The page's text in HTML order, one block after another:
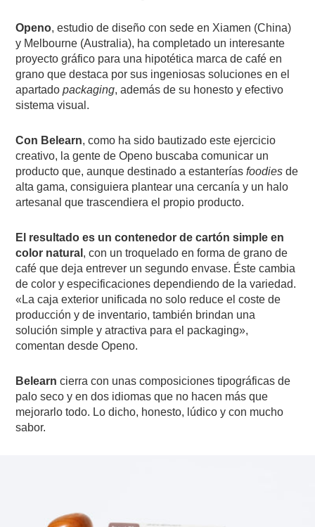
Openo, estudio de diseño con sede en Xiamen (China)
y Melbourne (Australia), ha completado un interesante
proyecto gráfico para una hipotética marca de café en
grano que destaca por sus ingeniosas soluciones en el
apartadopackaging, además de su honesto y efectivo
sistema visual.
Con Belearn, como ha sido bautizado este ejercicio
creativo, la gente de Openo buscaba comunicar un
producto que, aunque destinado a estanteríasfoodies de
alta gama, consiguiera plantear una cercanía y un halo
artesanal que trascendiera el propio producto.
El resultado es un contenedor de cartón simple en
color natural , con un troquelado en forma de grano de
café que deja entrever un segundo envase. Éste cambia
de color y especificaciones dependiendo de la variedad.
«La caja exterior unificada no solo reduce el coste de
producción y de inventario, también brindan una
solución simple y atractiva para el packaging»,
comentan desde Openo.
Belearn cierra con unas composiciones tipográficas de
palo seco y en dos idiomas que no hacen más que
mejorarlo todo. Lo dicho, honesto, lúdico y con mucho
sabor.